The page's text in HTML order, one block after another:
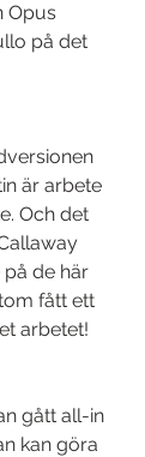
Opus
på det
är arbete
Och det
de här
fått ett
arbetet!
gått all-in
kan göra